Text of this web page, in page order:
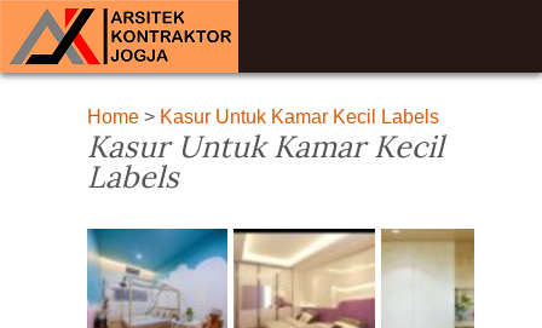
Home> Kasur Untuk Kamar Kecil Labels
Kasur Untuk Kamar Kecil
Labels